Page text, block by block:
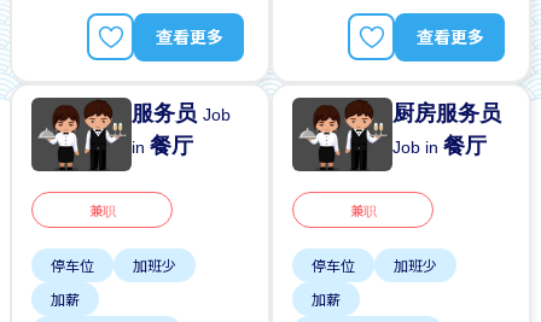
查看更多 查看更多
服务员Job
in餐厅
兼职
停车位
加班少
加薪
厨房服务员
Job in餐厅
兼职
停车位
加班少
加薪